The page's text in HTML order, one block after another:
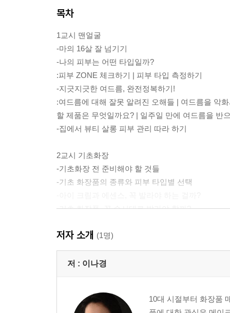
목차
1교시 맨얼굴
-마의 16살 잘 넘기기
-나의 피부는 어떤 타입일까?
:피부 ZONE 체크하기 | 피부 타입 측정하기
-지긋지긋한 여드름, 완전정복하기!
:여드름에 대해 잘못 알려진 오해들 | 여드름을 악
할 제품은 무엇일까요? | 일주일 만에 여드름을 반
-집에서 뷰티 살롱 피부 관리 따라 하기
2교시 기초화장
-기초화장 전 준비해야 할 것들
-기초 화장품의 종류와 피부 타입별 선택
-기초 화장품, 꼭 순서대로 발라야 할까?
3교시 자외선 차단제
-자외선 차단제가 뭐야?
:자외선 차단제가 중요한 이유 | 다양한 타입의 자
-화장? 너희는 안 해도 예뻐!
저자 소개 (1명)
저 : 이나경
10대 시절부터 화장품